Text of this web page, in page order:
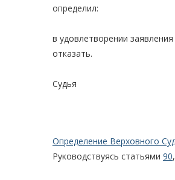
определил:
в удовлетворении
отказать.
Судья
Определение Верховного
Руководствуясь статьями 90,